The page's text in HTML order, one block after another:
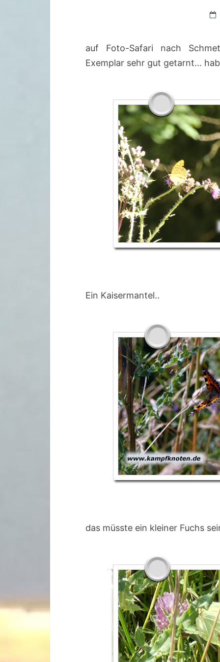
auf Foto-Safari nach
Exemplar sehr gut getarnt…
Ein Kaisermantel..
das müsste ein kleiner Fuchs